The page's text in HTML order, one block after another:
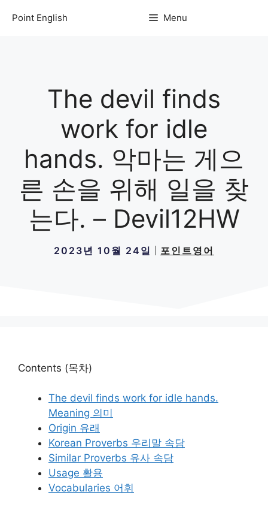
Point English Menu
The devil finds
work for idle
hands. 악마는 게으
른 손을 위해 일을 찾
는다. – Devil12HW
2023년 10월 24일 포인트영어
Contents (목차)
The devil finds work for idle hands.
Meaning 의미
Origin 유래
Korean Proverbs 우리말 속담
Similar Proverbs 유사 속담
Usage 활용
Vocabularies 어휘